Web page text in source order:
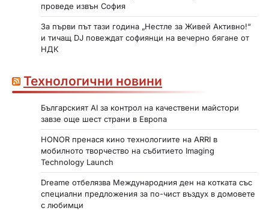
проведе извън София
За първи път тази година „Нестле за Живей Активно!“
и тичащ DJ повеждат софиянци на вечерно бягане от
НДК
Технологични новини
Българският AI за контрол на качествени майстори
завзе още шест страни в Европа
HONOR пренася кино технологиите на ARRI в
мобилното творчество на събитието Imaging
Technology Launch
Dreame отбелязва Международния ден на котката със
специални предложения за по-чист въздух в домовете
с любимци